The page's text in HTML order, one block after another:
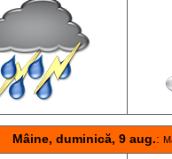
Mâine, duminică, 9 aug.: